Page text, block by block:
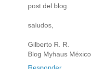
post del blog.
saludos,
Gilberto R. R.
Blog Myhaus México